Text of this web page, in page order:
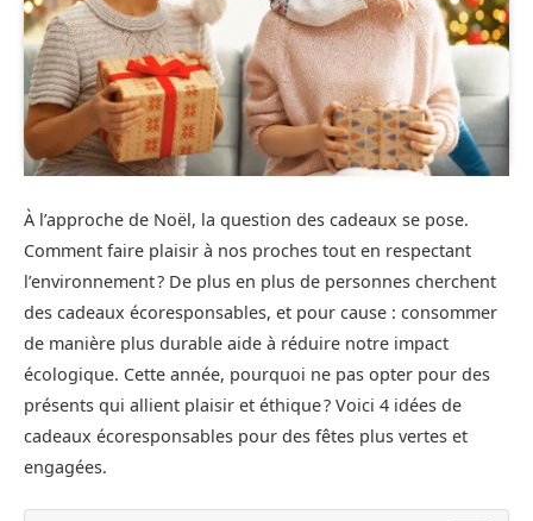
À l’approche de Noël, la question des cadeaux se pose.
Comment faire plaisir à nos proches tout en respectant
l’environnement ? De plus en plus de personnes cherchent
des cadeaux écoresponsables, et pour cause : consommer
de manière plus durable aide à réduire notre impact
écologique. Cette année, pourquoi ne pas opter pour des
présents qui allient plaisir et éthique ? Voici 4 idées de
cadeaux écoresponsables pour des fêtes plus vertes et
engagées.